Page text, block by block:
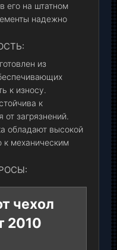
его на штатном
надежно
из
к износу.
к
загрязнений.
обладают высокой
к механическим
чехол
2010